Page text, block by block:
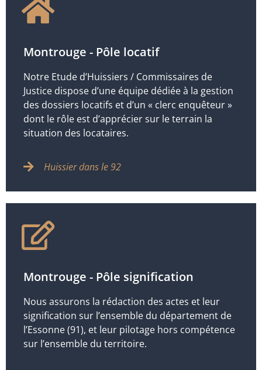
Montrouge - Pôle locatif
Notre Etude d’Huissiers / Commissaires de
Justice dispose d’une équipe dédiée à la gestion
des dossiers locatifs et d’un « clerc enquêteur »
dont le rôle est d’apprécier sur le terrain la
situation des locataires.
Huissier dans le 92
Montrouge - Pôle signification
Nous assurons la rédaction des actes et leur
signification sur l’ensemble du département de
l’Essonne (91), et leur pilotage hors compétence
sur l’ensemble du territoire.